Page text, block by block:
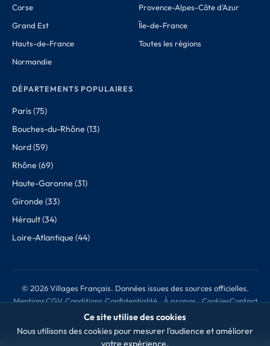
Corse
Grand Est
Hauts-de-France
Normandie
Provence-Alpes-Côte d'Azur
Île-de-France
Toutes les régions
DÉPARTEMENTS POPULAIRES
Paris (75)
Bouches-du-Rhône (13)
Nord (59)
Rhône (69)
Haute-Garonne (31)
Gironde (33)
Hérault (34)
Loire-Atlantique (44)
© 2026 Villages Français. Données issues des sources officielles.
MentionsCGV Conditions
de retour
Confidentialité
À propos
des données
CookiesContact
Ce site utilise des cookies
Nous utilisons des cookies pour mesurer l'audience et améliorer